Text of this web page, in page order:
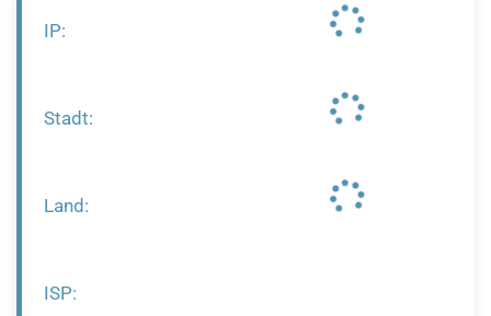
IP:
Stadt:
Land:
ISP: